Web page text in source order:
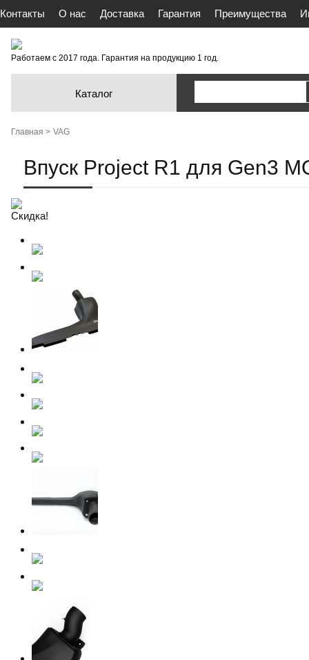
Контакты О нас Доставка Гарантия Преимущества
Работаем с 2017 года. Гарантия на продукцию 1 год.
Каталог
Главная > VAG
Впуск Project R1 для Gen3
Скидка!